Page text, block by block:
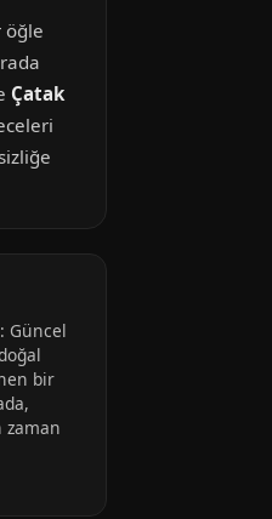
öğle
Çatak
Güncel
bir
zaman